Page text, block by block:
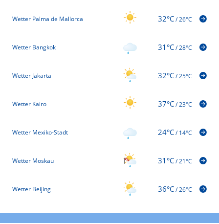
Wetter Palma de Mallorca 32°C/26°C
Wetter Bangkok 31°C/28°C
Wetter Jakarta 32°C/25°C
Wetter Kairo 37°C/23°C
Wetter Mexiko-Stadt 24°C/14°C
Wetter Moskau 31°C/21°C
Wetter Beijing 36°C/26°C